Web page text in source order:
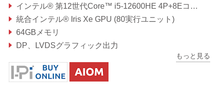
インテル® 第12世代Core™ i5-12600HE 4P+8EコアSoC搭載Express-ADPモジュール
統合インテル® Iris Xe GPU (80実行ユニット)
64GBメモリ
DP、LVDSグラフィック出力
もっと見る